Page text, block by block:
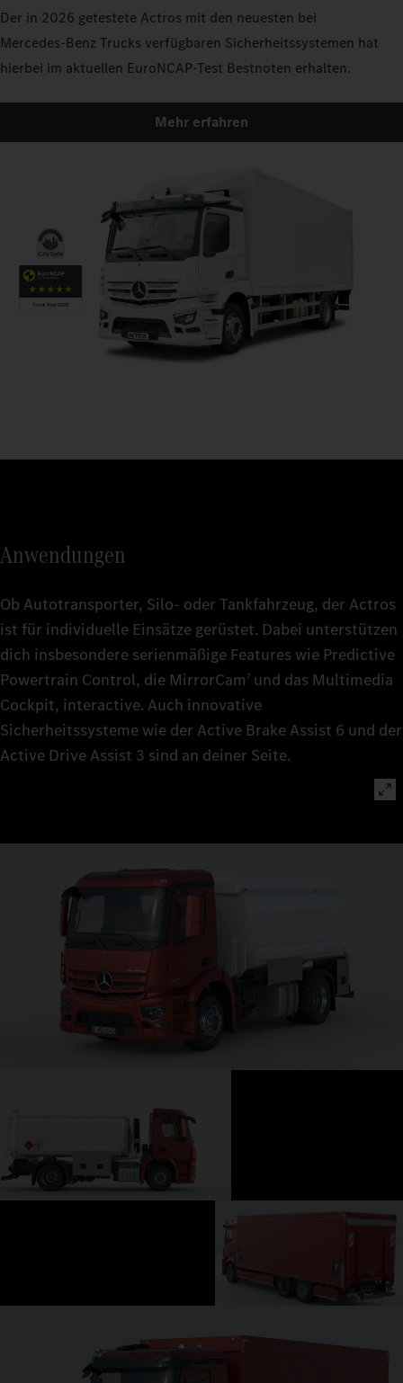
Der in 2026 getestete Actros mit den neuesten bei
Mercedes‑Benz Trucks verfügbaren Sicherheitssystemen hat
hierbei im aktuellen EuroNCAP-Test Bestnoten erhalten.
Mehr erfahren
Anwendungen
Ob Autotransporter, Silo- oder Tankfahrzeug, der Actros
ist für individuelle Einsätze gerüstet. Dabei unterstützen
dich insbesondere serienmäßige Features wie Predictive
Powertrain Control, die MirrorCam7 und das Multimedia
Cockpit, interactive. Auch innovative
Sicherheitssysteme wie der Active Brake Assist 6 und der
Active Drive Assist 3 sind an deiner Seite.